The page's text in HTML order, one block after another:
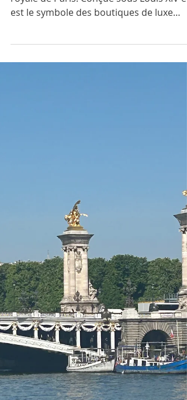
La Place Vendôme est la quatrième place
royale de Paris. Conçue sous Louis XIV